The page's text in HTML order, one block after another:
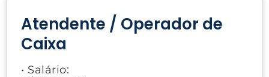
Atendente / Operador de
Caixa
• Salário: